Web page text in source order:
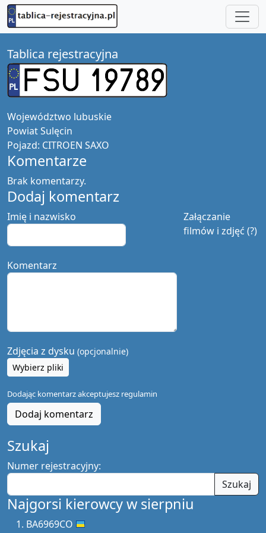
Tablica rejestracyjna
Województwo lubuskie
PowiatSulęcin
Pojazd: CITROEN SAXO
Komentarze
Brak komentarzy.
Dodaj komentarz
Załączanie
filmów i zdjęć (?)
Imię i nazwisko
Komentarz
Zdjęcia z dysku (opcjonalnie)
Wybierz pliki
Dodając komentarz akceptujesz regulamin
Dodaj komentarz
Szukaj
Numer rejestracyjny:
Szukaj
Najgorsi kierowcy w sierpniu
BA6969CO